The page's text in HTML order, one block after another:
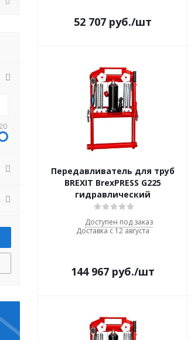
52 707 руб./шт
Передавливатель для труб
BREXIT BrexPRESS G225
гидравлический
Доступен под заказ
Доставка с 12 августа
144 967 руб./шт